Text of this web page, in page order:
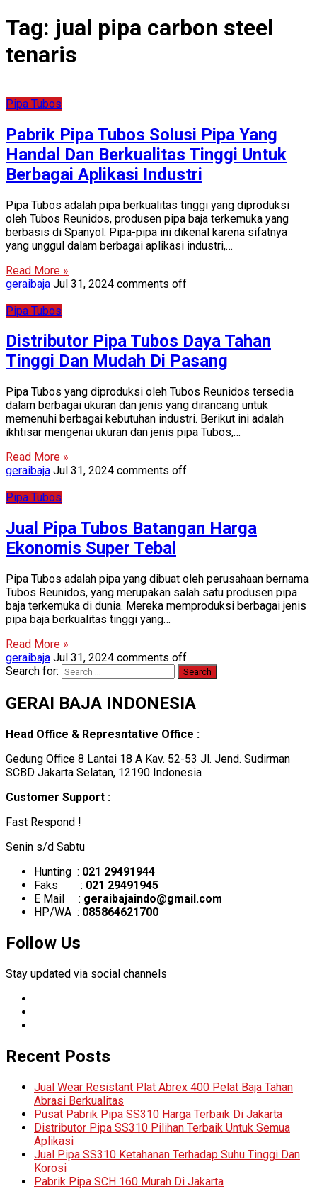
Tag: jual pipa carbon steel
tenaris
Pipa Tubos
Pabrik Pipa Tubos Solusi Pipa Yang
Handal Dan Berkualitas Tinggi Untuk
Berbagai Aplikasi Industri
Pipa Tubos adalah pipa berkualitas tinggi yang diproduksi
oleh Tubos Reunidos, produsen pipa baja terkemuka yang
berbasis di Spanyol. Pipa-pipa ini dikenal karena sifatnya
yang unggul dalam berbagai aplikasi industri,…
Read More »
geraibaja Jul 31, 2024 comments off
Pipa Tubos
Distributor Pipa Tubos Daya Tahan
Tinggi Dan Mudah Di Pasang
Pipa Tubos yang diproduksi oleh Tubos Reunidos tersedia
dalam berbagai ukuran dan jenis yang dirancang untuk
memenuhi berbagai kebutuhan industri. Berikut ini adalah
ikhtisar mengenai ukuran dan jenis pipa Tubos,…
Read More »
geraibaja Jul 31, 2024 comments off
Pipa Tubos
Jual Pipa Tubos Batangan Harga
Ekonomis Super Tebal
Pipa Tubos adalah pipa yang dibuat oleh perusahaan bernama
Tubos Reunidos, yang merupakan salah satu produsen pipa
baja terkemuka di dunia. Mereka memproduksi berbagai jenis
pipa baja berkualitas tinggi yang…
Read More »
geraibaja Jul 31, 2024 comments off
Search for:
GERAI BAJA INDONESIA
Head Office & Represntative Office :
Gedung Office 8 Lantai 18 A Kav. 52-53 Jl. Jend. Sudirman
SCBD Jakarta Selatan, 12190 Indonesia
Customer Support :
Fast Respond !
Senin s/d Sabtu
Hunting : 021 29491944
Faks : 021 29491945
E Mail : geraibajaindo@gmail.com
HP/WA : 085864621700
Follow Us
Stay updated via social channels
Recent Posts
Jual Wear Resistant Plat Abrex 400 Pelat Baja Tahan
Abrasi Berkualitas
Pusat Pabrik Pipa SS310 Harga Terbaik Di Jakarta
Distributor Pipa SS310 Pilihan Terbaik Untuk Semua
Aplikasi
Jual Pipa SS310 Ketahanan Terhadap Suhu Tinggi Dan
Korosi
Pabrik Pipa SCH 160 Murah Di Jakarta